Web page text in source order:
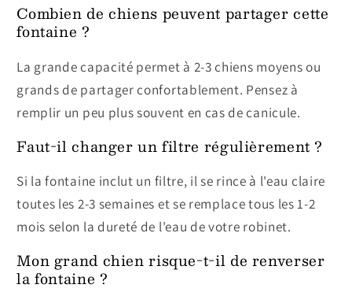
Combien de chiens peuvent partager cette
fontaine ?
La grande capacité permet à 2-3 chiens moyens ou
grands de partager confortablement. Pensez à
remplir un peu plus souvent en cas de canicule.
Faut-il changer un filtre régulièrement ?
Si la fontaine inclut un filtre, il se rince à l'eau claire
toutes les 2-3 semaines et se remplace tous les 1-2
mois selon la dureté de l'eau de votre robinet.
Mon grand chien risque-t-il de renverser
la fontaine ?